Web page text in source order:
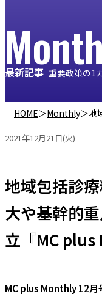
最新記事 重要政策の1
HOME＞Monthly＞地
2021年12月21日(火)
地域包括診
大や基幹的
立『MC
MC plus Monthly 12月